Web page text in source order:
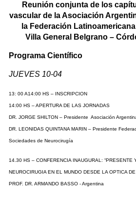
Reunión conjunta de los
vascular de la Asociación
la Federación
Villa General Belgrano –
Programa Científico
JUEVES 10-04
13: 00 A14:00 HS – INSCRIPCION
14:00 HS – APERTURA DE LAS JORNADAS
DR. JORGE SHILTON – Presidente Asociación
DR. LEONIDAS QUINTANA MARIN – Presidente
Sociedades de Neurocirugía
14.30 HS – CONFERENCIA INAUGURAL: “PRESENTE
NEUROCIRUGIA EN EL MUNDO DESDE LA OPTICA
PROF. DR. ARMANDO BASSO - Argentina